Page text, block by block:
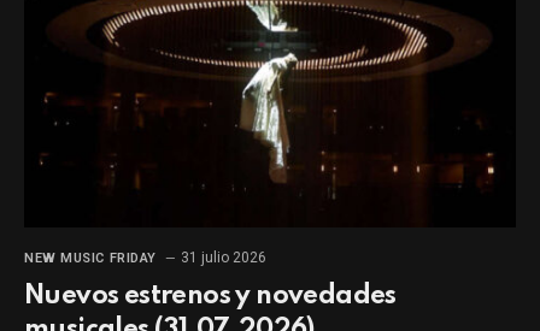
NEW MUSIC FRIDAY 31 julio 2026
Nuevos estrenos y novedades